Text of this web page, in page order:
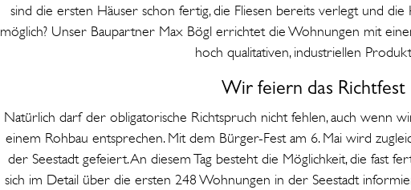
sind die ersten Häuser schon fertig, die Fliesen bereits verlegt und
möglich? Unser Baupartner Max Bögl errichtet die Wohnungen mit
hoch qualitativen, industriellen
Wir feiern das Richtfest
Natürlich darf der obligatorische Richtspruch nicht fehlen, auch wenn
einem Rohbau entsprechen. Mit dem Bürger-Fest am 6. Mai wird
der Seestadt gefeiert. An diesem Tag besteht die Möglichkeit, die fast
sich im Detail über die ersten 248 Wohnungen in der Seestadt